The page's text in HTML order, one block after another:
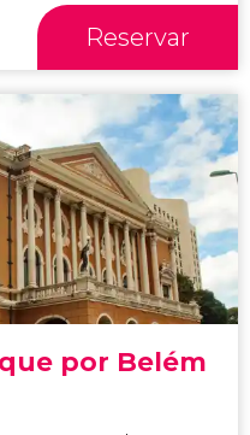
Reservar
por Belém